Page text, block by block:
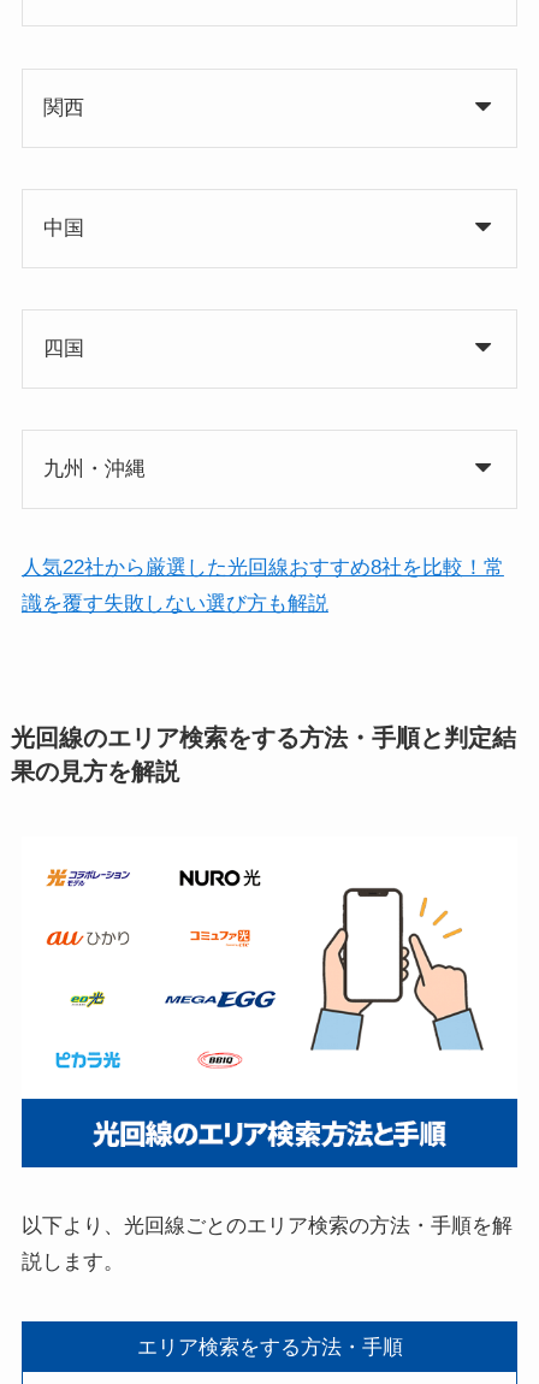
関西
中国
四国
九州・沖縄
人気22社から厳選した光回線おすすめ8社を比較！常
識を覆す失敗しない選び方も解説
光回線のエリア検索をする方法・手順と判定結
果の見方を解説
以下より、光回線ごとのエリア検索の方法・手順を解
説します。
エリア検索をする方法・手順